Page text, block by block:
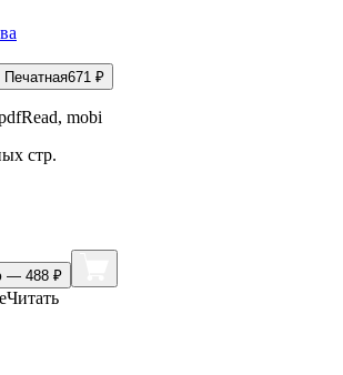
Печатная671 ₽
mobi
стр.
— 488 ₽
Читать